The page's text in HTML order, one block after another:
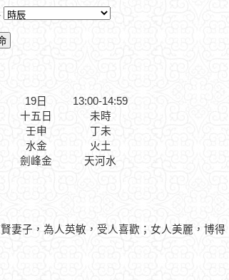
19日
13:00-14:59
十五日
未時
壬申
丁未
水金
劍峰金
火土
天河水
妻子，為人英敏，受人喜歡；女人美麗，博得